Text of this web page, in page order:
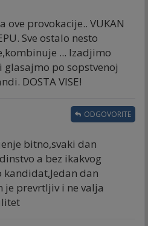
ove provokacije.. VUKAN
Sve ostalo nesto
... Izadjimo
po sopstvenoj
DOSTA VISE!
bitno,svaki dan
a bez ikakvog
dan
je prevrtljiv i ne valja
ODGOVORITE